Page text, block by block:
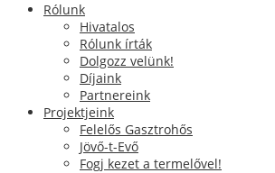
Rólunk
Hivatalos
Rólunk írták
Dolgozz velünk!
Díjaink
Partnereink
Projektjeink
Felelős Gasztrohős
Jövő-t-Evő
Fogj kezet a termelővel!